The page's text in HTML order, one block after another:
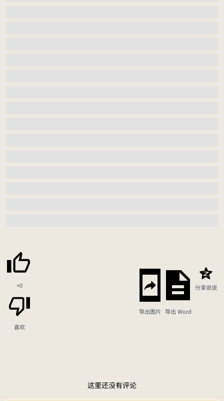
+0
喜欢
导出图片 导出 Word
分享说说
这里还没有评论